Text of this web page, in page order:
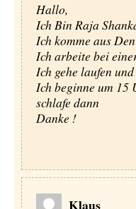
Hallo,
Ich Bin Raja
Ich komme aus
Ich arbeite bei
Ich gehe laufen
Ich beginne um
schlafe dann
Danke !
Klaus